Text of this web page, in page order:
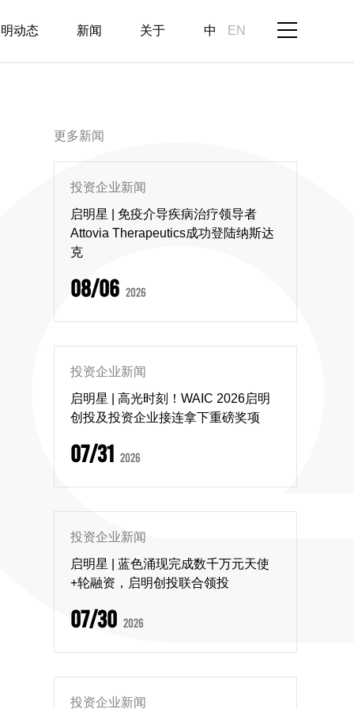
中 EN
动态 新闻 关于
更多新闻
投资企业新闻
启明星 | 免疫介导疾病治疗领导者
Attovia Therapeutics成功登陆纳斯达
克
08/06 2026
投资企业新闻
启明星 | 高光时刻！WAIC 2026启明
创投及投资企业接连拿下重磅奖项
07/31 2026
投资企业新闻
启明星 | 蓝色涌现完成数千万元天使
+轮融资，启明创投联合领投
07/30 2026
投资企业新闻